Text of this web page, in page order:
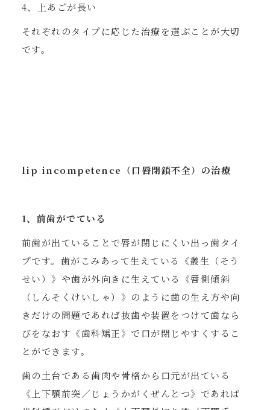
4、上あごが長い
それぞれのタイプに応じた治療を選ぶことが大切
です。
lip incompetence（口唇閉鎖不全）の治療
1、前歯がでている
前歯が出ていることで唇が閉じにくい出っ歯タイ
プです。歯がこみあって生えている《叢生（そう
せい）》や歯が外向きに生えている《唇側傾斜
（しんそくけいしゃ）》のように歯の生え方や向
きだけの問題であれば抜歯や装置をつけて歯なら
びをなおす《歯科矯正》で口が閉じやすくするこ
とができます。
歯の土台である歯肉や骨格から口元が出ている
《上下顎前突／じょうかがくぜんとつ》であれば